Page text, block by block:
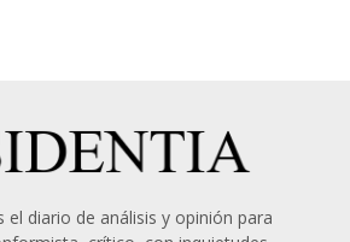
el diario de análisis y opinión para